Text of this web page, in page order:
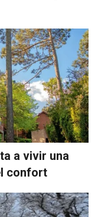
a vivir una
confort